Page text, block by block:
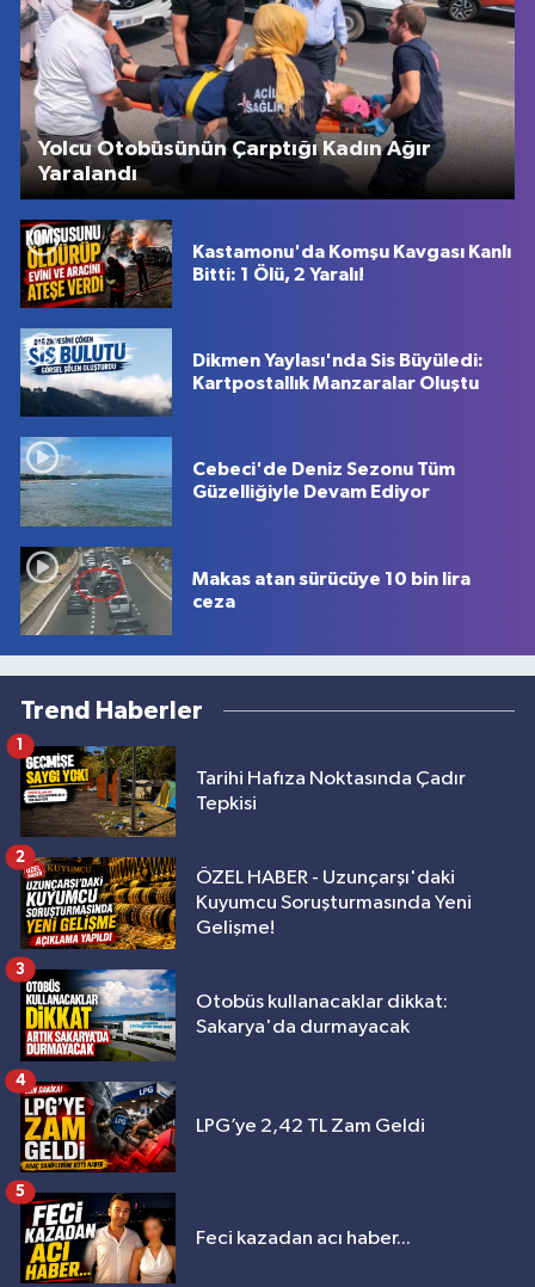
Yolcu Otobüsünün Çarptığı Kadın Ağır
Yaralandı
Kastamonu'da Komşu Kavgası Kanlı
Bitti: 1 Ölü, 2 Yaralı!
Dikmen Yaylası'nda Sis Büyüledi:
Kartpostallık Manzaralar Oluştu
Cebeci'de Deniz Sezonu Tüm
Güzelliğiyle Devam Ediyor
Makas atan sürücüye 10 bin lira
ceza
Trend Haberler
Tarihi Hafıza Noktasında Çadır
Tepkisi
1
ÖZEL HABER - Uzunçarşı'daki
Kuyumcu Soruşturmasında Yeni
Gelişme!
2
Otobüs kullanacaklar dikkat:
Sakarya'da durmayacak
3
LPG’ye 2,42 TL Zam Geldi
4
Feci kazadan acı haber...
5